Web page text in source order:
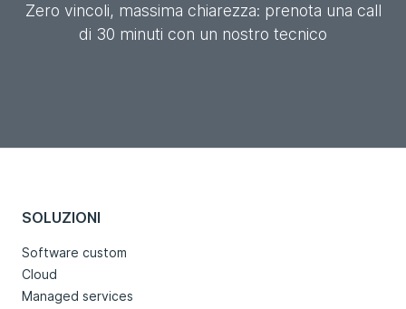
Zero vincoli, massima chiarezza: prenota una call
di 30 minuti con un nostro tecnico
SOLUZIONI
Software custom
Cloud
Managed services